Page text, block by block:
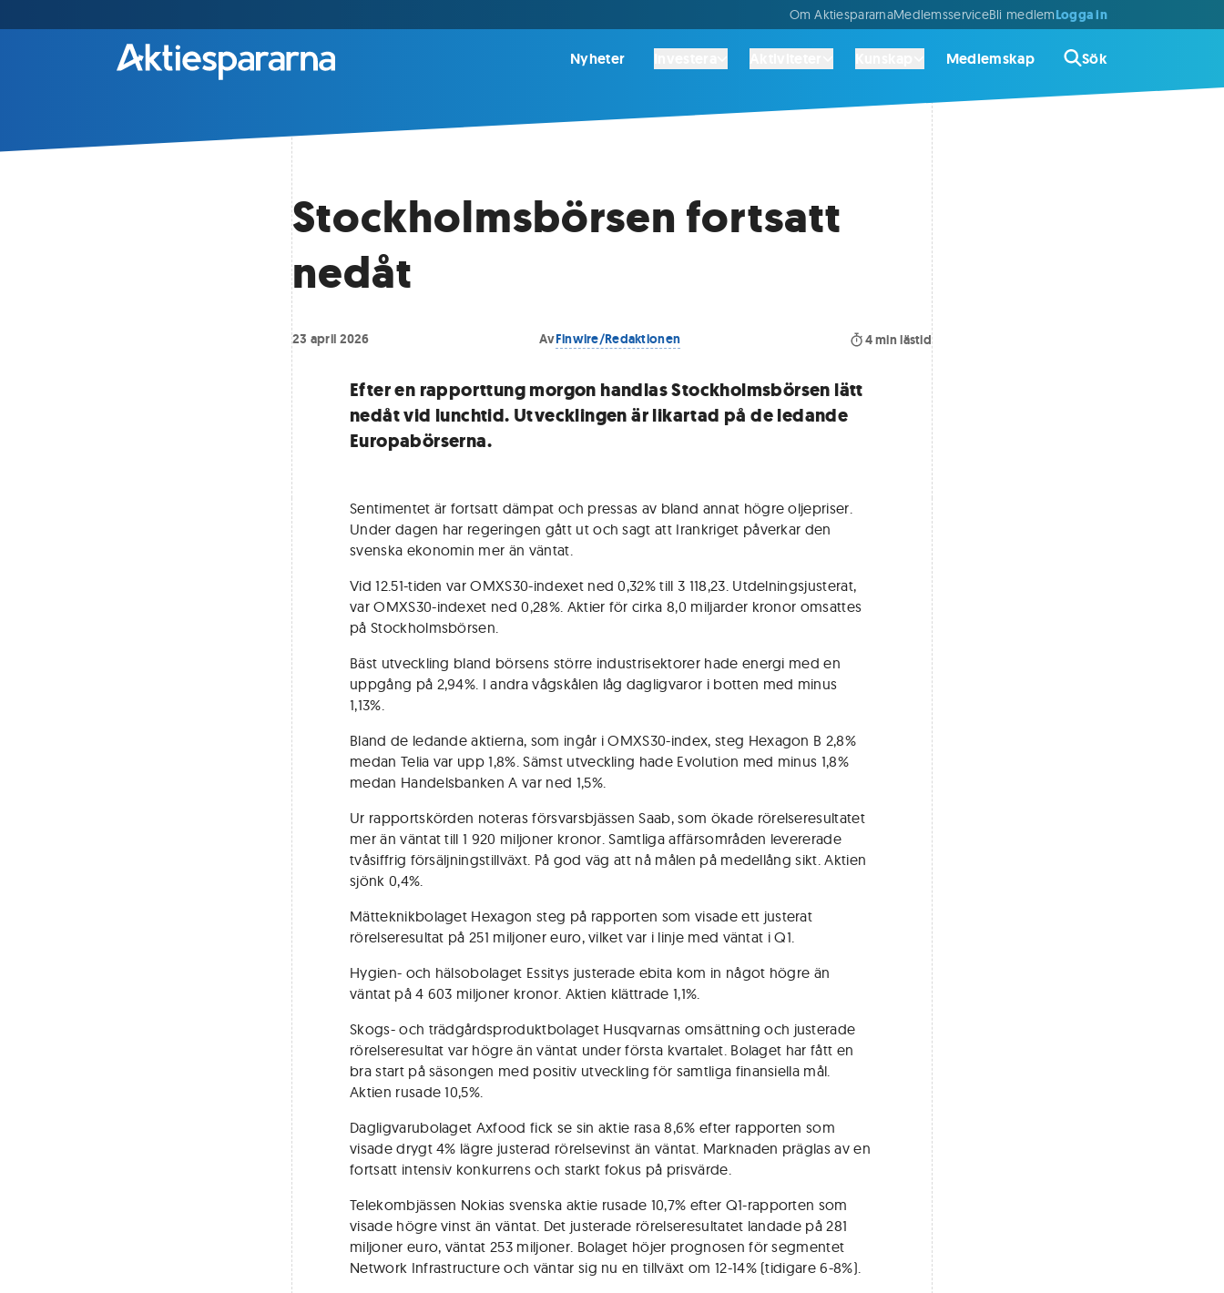
Om AktiespararnaMedlemsserviceBli medlemLogga in
Nyheter Medlemskap Sök
Stockholmsbörsen fortsatt
nedåt
23 april 2026 AvFinwire/Redaktionen 4min lästid
Efter en rapporttung morgon handlas Stockholmsbörsen lätt
nedåt vid lunchtid. Utvecklingen är likartad på de ledande
Europabörserna.
Sentimentet är fortsatt dämpat och pressas av bland annat högre oljepriser.
Under dagen har regeringen gått ut och sagt att Irankriget påverkar den
svenska ekonomin mer än väntat.
Vid 12.51-tiden var OMXS30-indexet ned 0,32% till 3 118,23. Utdelningsjusterat,
var OMXS30-indexet ned 0,28%. Aktier för cirka 8,0 miljarder kronor omsattes
på Stockholmsbörsen.
Bäst utveckling bland börsens större industrisektorer hade energi med en
uppgång på 2,94%. I andra vågskålen låg dagligvaror i botten med minus
1,13%.
Bland de ledande aktierna, som ingår i OMXS30-index, steg Hexagon B 2,8%
medan Telia var upp 1,8%. Sämst utveckling hade Evolution med minus 1,8%
medan Handelsbanken A var ned 1,5%.
Ur rapportskörden noteras försvarsbjässen Saab, som ökade rörelseresultatet
mer än väntat till 1 920 miljoner kronor. Samtliga affärsområden levererade
tvåsiffrig försäljningstillväxt. På god väg att nå målen på medellång sikt. Aktien
sjönk 0,4%.
Mätteknikbolaget Hexagon steg på rapporten som visade ett justerat
rörelseresultat på 251 miljoner euro, vilket var i linje med väntat i Q1.
Hygien- och hälsobolaget Essitys justerade ebita kom in något högre än
väntat på 4 603 miljoner kronor. Aktien klättrade 1,1%.
Skogs- och trädgårdsproduktbolaget Husqvarnas omsättning och justerade
rörelseresultat var högre än väntat under första kvartalet. Bolaget har fått en
bra start på säsongen med positiv utveckling för samtliga finansiella mål.
Aktien rusade 10,5%.
Dagligvarubolaget Axfood fick se sin aktie rasa 8,6% efter rapporten som
visade drygt 4% lägre justerad rörelsevinst än väntat. Marknaden präglas av en
fortsatt intensiv konkurrens och starkt fokus på prisvärde.
Telekombjässen Nokias svenska aktie rusade 10,7% efter Q1-rapporten som
visade högre vinst än väntat. Det justerade rörelseresultatet landade på 281
miljoner euro, väntat 253 miljoner. Bolaget höjer prognosen för segmentet
Network Infrastructure och väntar sig nu en tillväxt om 12-14% (tidigare 6-8%).